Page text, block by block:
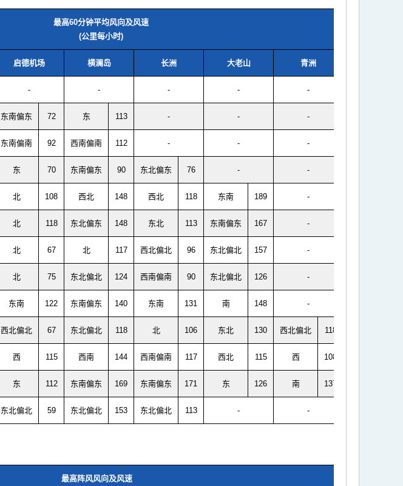
最高60分钟平均风向及风速
(公里每小时)
启德机场 横澜岛 长洲 大老山 青洲
- - - - -
东南偏东 72 东 113 - - -
东南偏南 92 西南偏南 112 - - -
东 70 东南偏东 90 东北偏东 76 - -
北 108 西北 148 西北 118 东南 189 -
北 118 东北偏东 148 东北 113 东南偏东 167 -
北 67 北 117 西北偏北 96 东北偏北 157 -
北 75 东北偏北 124 西南偏南 90 东北偏北 126 -
东南 122 东南偏东 140 东南 131 南 148 -
西北偏北 67 东北偏北 118 北 106 东北 130 西北偏北 118
西 115 西南 144 西南偏南 117 西北 115 西 108
东 112 东南偏东 169 东南偏东 171 东 126 南 137
东北偏北 59 东北偏北 153 东北偏北 113 - -
最高阵风风向及风速